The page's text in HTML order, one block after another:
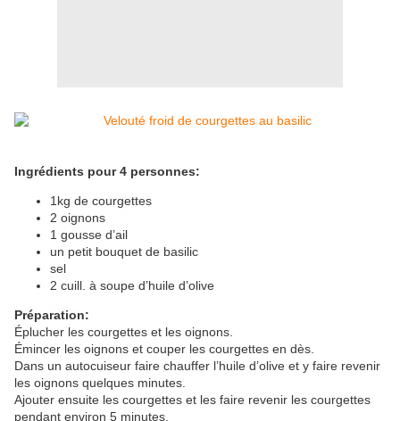
Ingrédients pour 4 personnes:
1kg de courgettes
2 oignons
1 gousse d’ail
un petit bouquet de basilic
sel
2 cuill. à soupe d’huile d’olive
Préparation:
Éplucher les courgettes et les oignons.
Émincer les oignons et couper les courgettes en dès.
Dans un autocuiseur faire chauffer l’huile d’olive et y faire revenir
les oignons quelques minutes.
Ajouter ensuite les courgettes et les faire revenir les courgettes
pendant environ 5 minutes.